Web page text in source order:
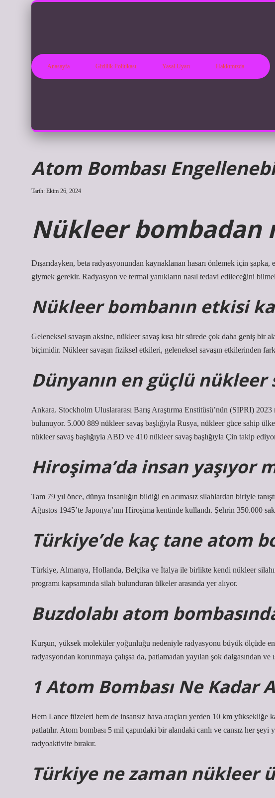
Anasayfa Gizlilik Politikası Yasal Uyarı Hakkımızda
Atom Bombası
Tarih: Ekim 26, 2024
Nükleer bombadan
Dışarıdayken, beta radyasyonundan kaynaklanan hasarı önlemek için
giymek gerekir. Radyasyon ve termal yanıkların nasıl tedavi edileceğini
Nükleer bombanın etkisi
Geleneksel savaşın aksine, nükleer savaş kısa bir sürede çok daha geniş bir
biçimidir. Nükleer savaşın fiziksel etkileri, geleneksel savaşın etkilerinden
Dünyanın en güçlü nükleer
Ankara. Stockholm Uluslararası Barış Araştırma Enstitüsü’nün (SIPRI)
bulunuyor. 5.000 889 nükleer savaş başlığıyla Rusya, nükleer güce sahip
nükleer savaş başlığıyla ABD ve 410 nükleer savaş başlığıyla Çin takip
Hiroşima’da insan yaşıyor
Tam 79 yıl önce, dünya insanlığın bildiği en acımasız silahlardan biriyle
Ağustos 1945’te Japonya’nın Hiroşima kentinde kullandı. Şehrin 350.000
Türkiye’de kaç tane atom
Türkiye, Almanya, Hollanda, Belçika ve İtalya ile birlikte kendi nükleer
programı kapsamında silah bulunduran ülkeler arasında yer alıyor.
Buzdolabı atom
Kurşun, yüksek moleküler yoğunluğu nedeniyle radyasyonu büyük ölçüde
radyasyondan korunmaya çalışsa da, patlamadan yayılan şok dalgasından ve
1 Atom Bombası Ne Kadar
Hem Lance füzeleri hem de insansız hava araçları yerden 10 km yüksekliğe
patlatılır. Atom bombası 5 mil çapındaki bir alandaki canlı ve cansız her
radyoaktivite bırakır.
Türkiye ne zaman nükleer